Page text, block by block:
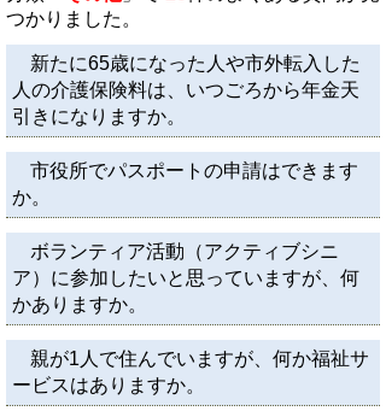
つかりました。
新たに65歳になった人や市外転入した
人の介護保険料は、いつごろから年金天
引きになりますか。
市役所でパスポートの申請はできます
か。
ボランティア活動（アクティブシニ
ア）に参加したいと思っていますが、何
かありますか。
親が1人で住んでいますが、何か福祉サ
ービスはありますか。